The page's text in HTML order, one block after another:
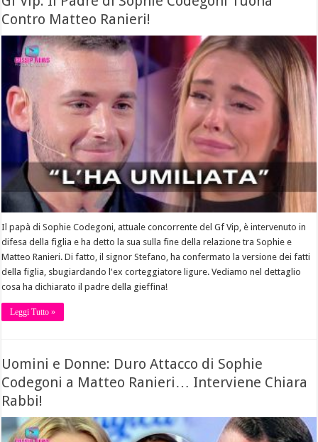
Contro Matteo Ranieri!
Il papà di Sophie Codegoni, attuale concorrente del Gf Vip, è intervenuto in
difesa della figlia e ha detto la sua sulla fine della relazione tra Sophie e
Matteo Ranieri. Di fatto, il signor Stefano, ha confermato la versione dei fatti
della figlia, sbugiardando l'ex corteggiatore ligure. Vediamo nel dettaglio
cosa ha dichiarato il padre della gieffina!
Leggi Tutto »
Uomini e Donne: Duro Attacco di Sophie
Codegoni a Matteo Ranieri… Interviene Chiara
Rabbi!